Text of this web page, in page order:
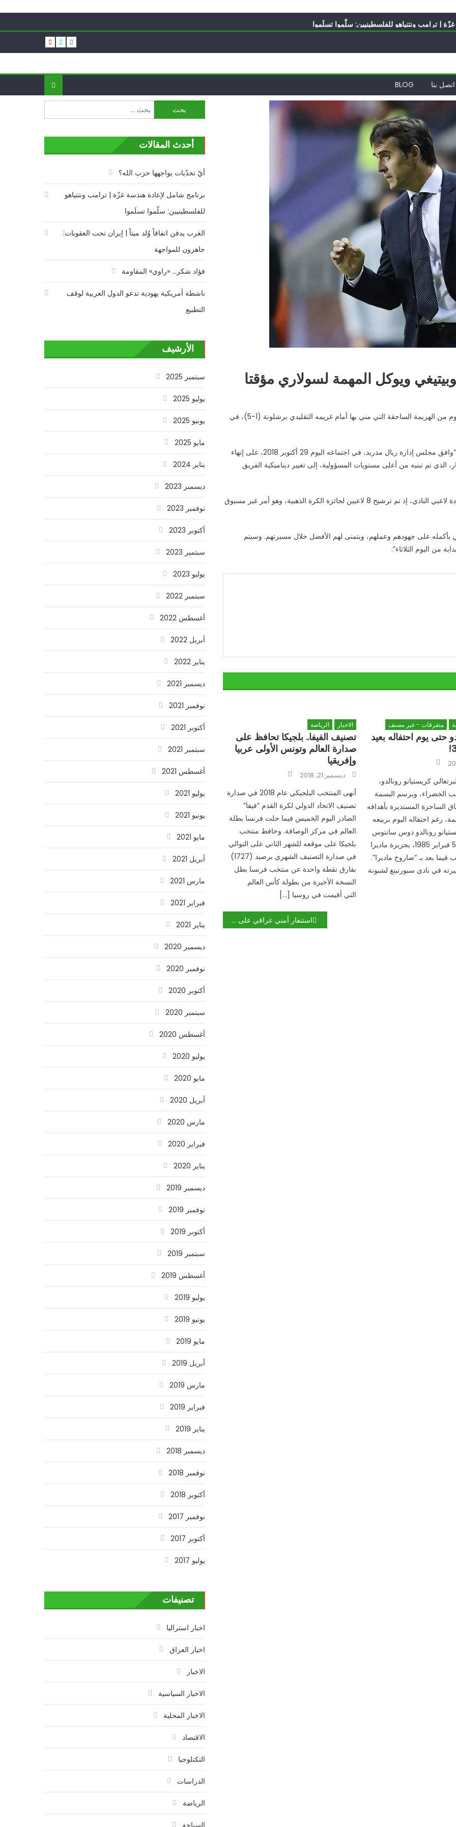
| ترامب ونتنياهو للفلسطينيين: سلّموا تسلَموا
إيران تحت العقوبات: جاهزون للمواجهة
BLOG اتصل بنا
ويوكل المهمة لسولاري مؤقتا
أعلن ريال مدريد رسميا إقالة مدربه جولين لوبيتيغي، وذلك بعد يوم من الهزيمة الساحقة التي مني بها أمام غريمه التقليدي برشلونة (1-5)، في
وقال ريال مدريد في بيان له، اليوم الاثنين، عبر موقعه الرسمي “وافق مجلس إدارة ريال مدريد، في اجتماعه اليوم 29 أكتوبر 2018، على إنهاء
الذي تم تبنيه من أعلى مستويات المسؤولية، إلى تغيير ديناميكية الفريق
وأوضح البيان: “مجلس الإدارة يُدرك أن هناك تناقضا كبيرا بين جودة لاعبي النادي، إذ تم ترشيح 8 لاعبين لجائزة الكرة الذهبية، وهو أمر غير مسبوق
بأكمله على جهودهم وعملهم، ويتمنى لهم الأفضل خلال مسيرتهم. وسيتم
من اليوم الثلاثاء”.
الاخبار الرياضة
تصنيف الفيفا.. بلجيكا تحافظ على
صدارة العالم وتونس الأولى عربيا
وإفريقيا
Posted
onديسمبر 21, 2018
أنهى المنتخب البلجيكي عام 2018 في صدارة
تصنيف الاتحاد الدولي لكرة القدم “فيفا”
الصادر اليوم الخميس فيما حلت فرنسا بطلة
العالم في مركز الوصافة. وحافظ منتخب
بلجيكا على موقعه للشهر الثاني على التوالي
في صدارة التصنيف الشهري برصيد (1727)
بفارق نقطة واحدة عن منتخب فرنسا بطل
النسخة الأخيرة من بطولة كأس العالم
التي أقيمت في روسيا […]
متفرقات - غير مصنف
حتى يوم احتفاله بعيد
كريستيانو رونالدو،
الخضراء، ويرسم البسمة
الساحرة المستديرة بأهدافه
رغم احتفاله اليوم بربيعه
كريستيانو رونالدو دوس سانتوس
أفييرو، في الـ 5 فبراير 1985، بجزيرة ماديرا
فيما بعد بـ “صاروخ ماديرا”.
في نادي سبورتينغ لشبونة
استنفار أمني عراقي على الحدود مع سوريا
البحث
عن:
أحدث المقالات
أيّ تحدّيات يواجهها حزب الله؟
برنامج شامل لإعادة هندسة غزّة | ترامب ونتنياهو
للفلسطينيين: سلّموا تسلَموا
الغرب يدفن اتفاقاً وُلد ميتاً | إيران تحت العقوبات:
جاهزون للمواجهة
فؤاد شكر… «راوي» المقاومة
ناشطة أمريكية يهودية تدعو الدول العربية لوقف
التطبيع
الأرشيف
سبتمبر 2025
يوليو 2025
يونيو 2025
مايو 2025
يناير 2024
ديسمبر 2023
نوفمبر 2023
أكتوبر 2023
سبتمبر 2023
يوليو 2023
سبتمبر 2022
أغسطس 2022
أبريل 2022
يناير 2022
ديسمبر 2021
نوفمبر 2021
أكتوبر 2021
سبتمبر 2021
أغسطس 2021
يوليو 2021
يونيو 2021
مايو 2021
أبريل 2021
مارس 2021
فبراير 2021
يناير 2021
ديسمبر 2020
نوفمبر 2020
أكتوبر 2020
سبتمبر 2020
أغسطس 2020
يوليو 2020
مايو 2020
أبريل 2020
مارس 2020
فبراير 2020
يناير 2020
ديسمبر 2019
نوفمبر 2019
أكتوبر 2019
سبتمبر 2019
أغسطس 2019
يوليو 2019
يونيو 2019
مايو 2019
أبريل 2019
مارس 2019
فبراير 2019
يناير 2019
ديسمبر 2018
نوفمبر 2018
أكتوبر 2018
نوفمبر 2017
أكتوبر 2017
يوليو 2017
تصنيفات
اخبار استراليا
اخبار العراق
الاخبار
الاخبار السياسية
الاخبار المحلية
الاقتصاد
التكنلوجيا
الدراسات
الرياضة
السياحة